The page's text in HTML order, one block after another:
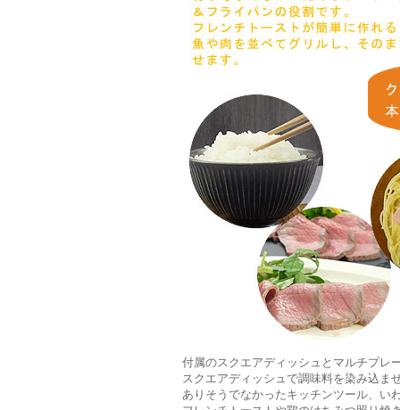
付属のスクエアディッシュとマルチプレ
スクエアディッシュで調味料を染み込ま
ありそうでなかったキッチンツール、い